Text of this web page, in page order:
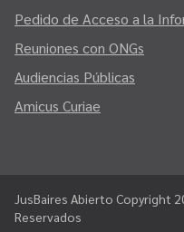
Pedido de Acceso a la
Reuniones con ONGs
Audiencias Públicas
Amicus Curiae
JusBaires Abierto Copyright
Reservados